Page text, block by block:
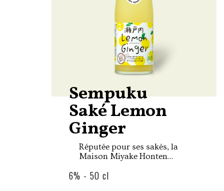
Sempuku
Saké Lemon
Ginger
Réputée pour ses sakés, la
Maison Miyake Honten
région de
6% - 50 cl